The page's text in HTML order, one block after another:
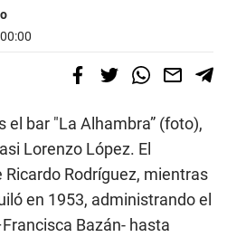
el bar "La Alhambra” (foto),
Lorenzo López. El
Rodríguez, mientras
en 1953, administrando el
Bazán- hasta